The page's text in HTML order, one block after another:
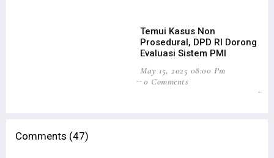
Temui Kasus Non
Prosedural, DPD RI Dorong
Evaluasi Sistem PMI
May 15, 2025 08:00 Pm
0 Comments
Comments (47)